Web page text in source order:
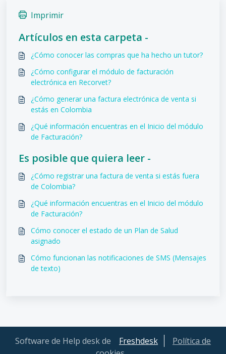
Imprimir
Artículos en esta carpeta -
¿Cómo conocer las compras que ha hecho un tutor?
¿Cómo configurar el módulo de facturación
electrónica en Recorvet?
¿Cómo generar una factura electrónica de venta si
estás en Colombia
¿Qué información encuentras en el Inicio del módulo
de Facturación?
Es posible que quiera leer -
¿Cómo registrar una factura de venta si estás fuera
de Colombia?
¿Qué información encuentras en el Inicio del módulo
de Facturación?
Cómo conocer el estado de un Plan de Salud
asignado
Cómo funcionan las notificaciones de SMS (Mensajes
de texto)
Software de Help desk de Freshdesk
Política de